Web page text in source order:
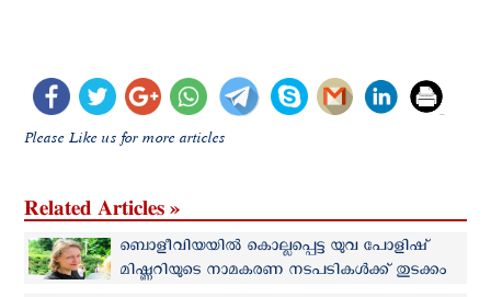
Please Like us for more articles
Related Articles »
ബൊളീവിയയിൽ കൊല്ലപ്പെട്ട യുവ പോളിഷ്
മിഷ്ണറിയുടെ നാമകരണ നടപടികൾക്ക് തുടക്കം